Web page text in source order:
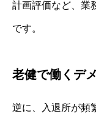
計画評価など、業
です。
老健で働くデ
逆に、入退所が頻